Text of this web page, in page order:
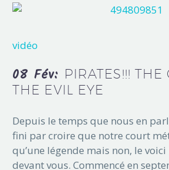
vidéo
08 Fév: PIRATES!!! THE
THE EVIL EYE
Depuis le temps que nous en
fini par croire que notre court
qu’une légende mais non, le
devant vous. Commencé en